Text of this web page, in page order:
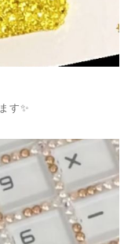
す✨